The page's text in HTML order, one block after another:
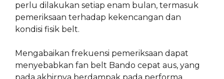
perlu dilakukan setiap enam bulan, termasuk
pemeriksaan terhadap kekencangan dan
kondisi fisik belt.
Mengabaikan frekuensi pemeriksaan dapat
menyebabkan fan belt Bando cepat aus, yang